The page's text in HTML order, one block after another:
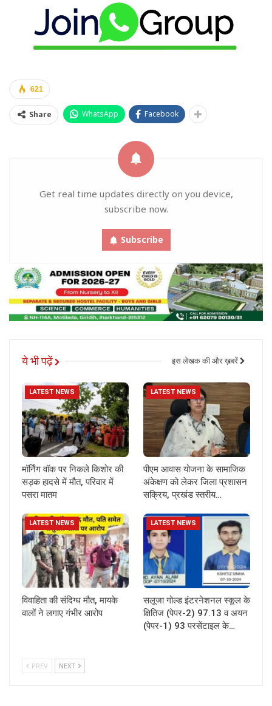
621
Share WhatsApp Facebook
Get real time updates directly on you device,
subscribe now.
Subscribe
ये भी पढ़ें इस लेखक की और ख़बरें
LATEST NEWS
मॉर्निंग वॉक पर निकले किशोर की
सड़क हादसे में मौत, परिवार में
पसरा मातम
LATEST NEWS
पीएम आवास योजना के सामाजिक
अंकेक्षण को लेकर जिला प्रशासन
सक्रिय, प्रखंड स्तरीय…
LATEST NEWS
विवाहिता की संदिग्ध मौत, मायके
वालों ने लगाए गंभीर आरोप
LATEST NEWS
सलूजा गोल्ड इंटरनेशनल स्कूल के
क्षितिज (पेपर-2) 97.13 व अयन
(पेपर-1) 93 परसेंटाइल के…
PREV NEXT